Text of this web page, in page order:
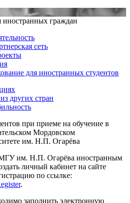
иностранных граждан
сеть
для иностранных студентов
других стран
при приеме на обучение в
Мордовском
им. Н.П. Огарёва
им. Н.П. Огарёва иностранным
личный кабинет на сайте
по ссылке:
.
заполнить электронную